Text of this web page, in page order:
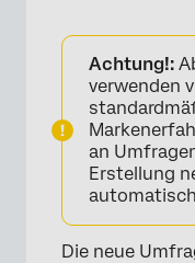
Achtung!:
verwenden
an
Erstellung
Die neue